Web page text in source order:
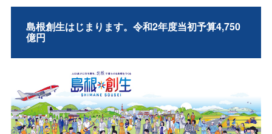
島根創生はじまります。令和2年度当初予算4,750
億円